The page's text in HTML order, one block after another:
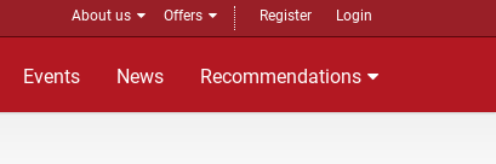
About us Offers Register Login
Events News Recommendations